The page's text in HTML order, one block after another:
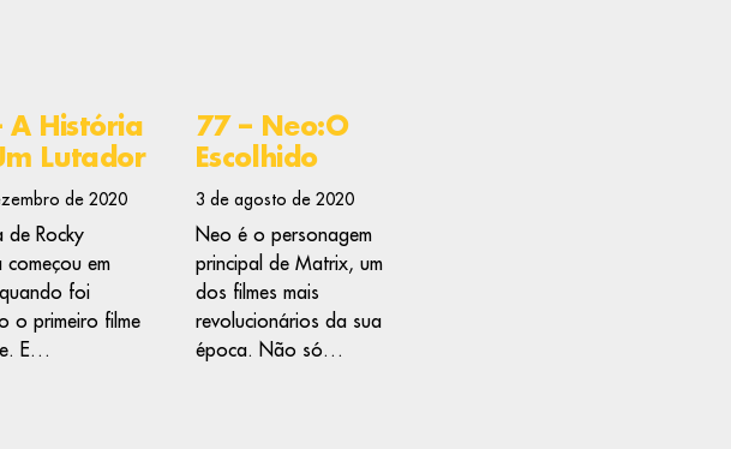
A História
Lutador
de 2020
de Rocky
começou em
foi
o primeiro filme
E…
77 – Neo:O
Escolhido
3 de agosto de 2020
Neo é o personagem
principal de Matrix, um
dos filmes mais
revolucionários da sua
época. Não só…